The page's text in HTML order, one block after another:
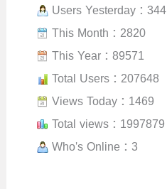
Users Yesterday : 344
This Month : 2820
This Year : 89571
Total Users : 207648
Views Today : 1469
Total views : 1997879
Who's Online : 3